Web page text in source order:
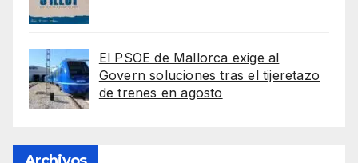
El PSOE de Mallorca exige al
Govern soluciones tras el tijeretazo
de trenes en agosto